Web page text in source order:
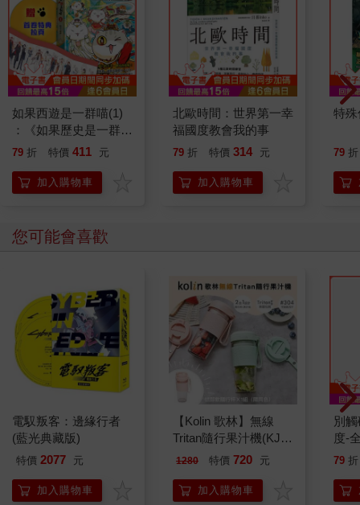
如果西遊是一群喵(1)
：《如果歷史是一群
喵》作者最新力作，附
79 折 特價 411 元
加入購物車
北歐時間：世界第一幸
福國度教會我的事
79 折 特價 314 元
加入購物車
特
79 折
您可能會喜歡
電馭叛客：邊緣行者
(藍光典藏版)
特價 2077 元
加入購物車
【Kolin 歌林】無線
Tritan隨行果汁機(KJE-
MN502)
1280 特價 720 元
加入購物車
別
度-
79 折